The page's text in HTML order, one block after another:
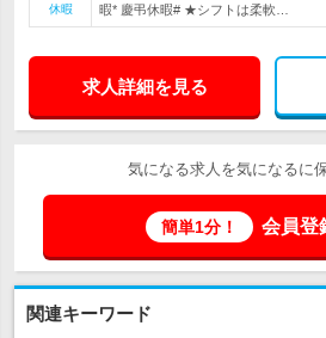
休暇
暇* 慶弔休暇# ★シフトは柔軟…
求人詳細を見る
気になる求人を気になるに
簡単1分！ 会員登
関連キーワード